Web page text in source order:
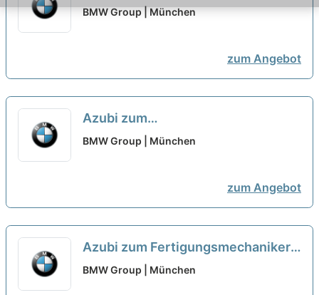
Digitalisierungsmanagement
BMW Group | München
zum Angebot
Azubi zum
Zerspanungsmechaniker (w/m/x) -
BMW Group | München
zum Angebot
Azubi zum Fertigungsmechaniker
(w/m/x) - Werk [26 Plätze]
BMW Group | München